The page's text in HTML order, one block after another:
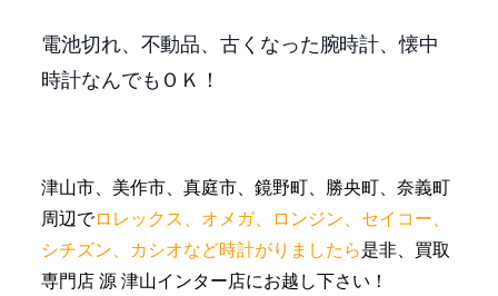
電池切れ、不動品、古くなった腕時計、懐中
時計なんでもＯＫ！
津山市、美作市、真庭市、鏡野町、勝央町、奈義町
周辺でロレックス、オメガ、ロンジン、セイコー、
シチズン、カシオなど時計がりましたら是非、買取
専門店 源 津山インター店にお越し下さい！